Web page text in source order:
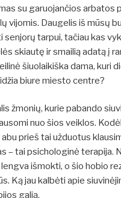
su garuojančios arbatos
vijomis. Daugelis iš mūsų
senjorų tarpui, tačiau kas
skiautę ir smailią adatą į
šiuolaikiška dama, kuri
biure miesto centre?
žmonių, kurie pabando
nuo šios veiklos.
prieš tai užduotus
– tai psichologinė terapija.
išmokti, o šio hobio
Ką jau kalbėti apie
galią.